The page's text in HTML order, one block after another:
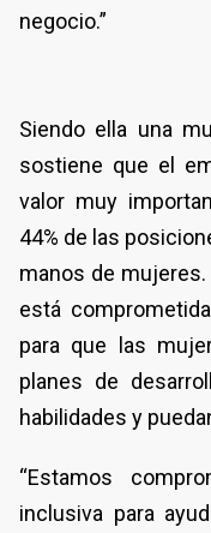
negocio.”
Siendo ella una
sostiene que el
valor muy
44% de las
manos de
está
para que las
planes de
habilidades y
“Estamos
inclusiva para